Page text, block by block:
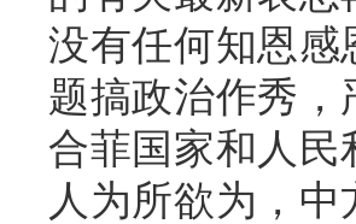
没有任何知恩感
题搞政治作秀
合菲国家和人民
人为所欲为，